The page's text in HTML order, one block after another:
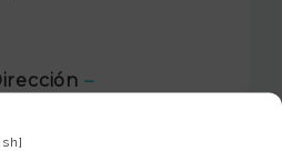
–
dels Montfar, 16